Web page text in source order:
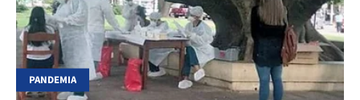
PANDEMIA